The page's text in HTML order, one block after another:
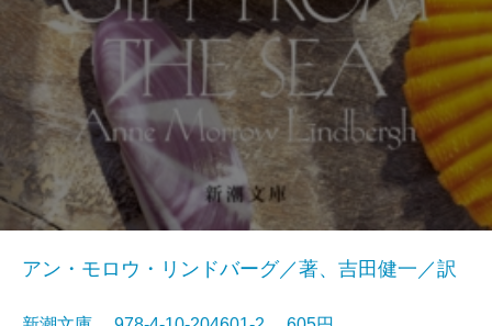
アン・モロウ・リンドバーグ／著、吉田健一／訳